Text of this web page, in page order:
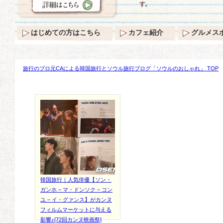
旅行のプロ元CAによる韓国旅行とソウル旅行ブログ「ソウルのおしゃれ」 TOP
韓国旅行｜人気俳優【ソン・
ガンホ – マ・ドンソク – コン
ユ – イ・グァンス】がカンヌ
フィルムマーケットに与える
影響♪[72回カンヌ映画祭]
す。
はじめての方はこちら カフェ紹介 グルメス